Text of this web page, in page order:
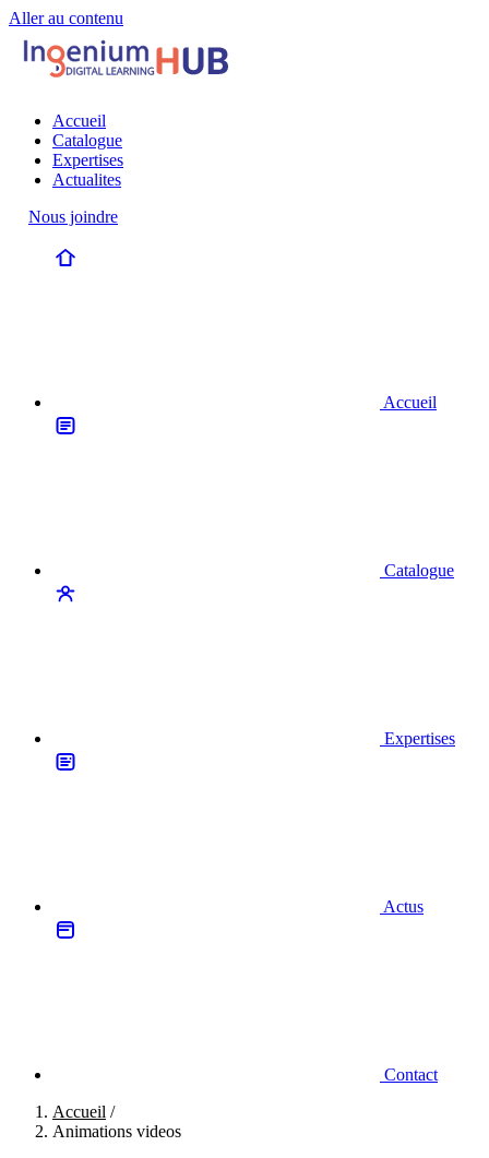
Aller au contenu
Accueil
Catalogue
Expertises
Actualites
Nous joindre
Accueil
Catalogue
Expertises
Actus
Contact
Accueil /
Animations videos